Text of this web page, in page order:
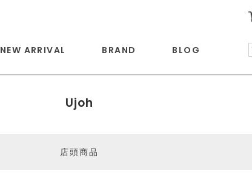
NEW ARRIVAL BRAND BLOG
Ujoh
店頭商品